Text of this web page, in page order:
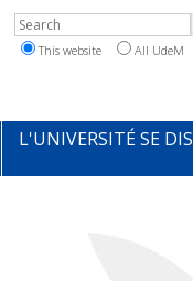
Rechercher
This website All UdeM
L'UNIVERSITÉ SE